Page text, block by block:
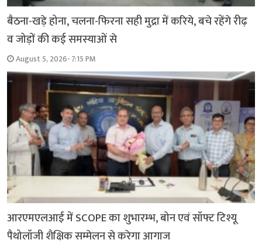
बैठना-खड़े होना, चलना-फिरना सही मुद्रा में करिये, बचे रहेंगे रीढ़
व जोड़ों की कई समस्याओं से
August 5, 2026- 7:15 PM
आरएमएलआई में SCOPE का शुभारम्भ, बोन एवं सॉफ्ट टिश्यू
पैथोलॉजी शैक्षिक सम्मेलन से करेगा आगाज